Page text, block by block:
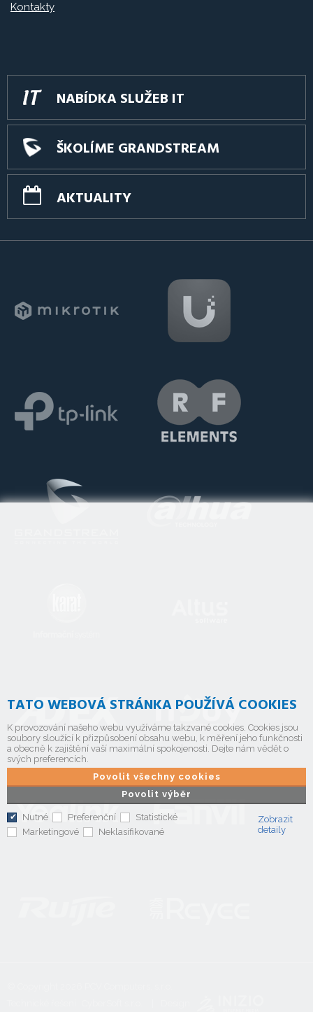
Kontakty
NABÍDKA SLUŽEB IT
ŠKOLÍME GRANDSTREAM
AKTUALITY
TATO WEBOVÁ STRÁNKA POUŽÍVÁ COOKIES
K provozování našeho webu využíváme takzvané cookies. Cookies jsou
soubory sloužící k přizpůsobení obsahu webu, k měření jeho funkčnosti
a obecně k zajištění vaší maximální spokojenosti. Dejte nám vědět o
svých preferencích.
Povolit výběr
Povolit všechny cookies
Nutné Preferenční
Statistické
Marketingové
Neklasifikované
Zobrazit
detaily